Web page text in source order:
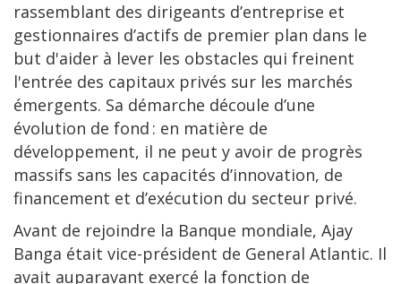
rassemblant des dirigeants d’entreprise et
gestionnaires d’actifs de premier plan dans le
but d'aider à lever les obstacles qui freinent
l'entrée des capitaux privés sur les marchés
émergents. Sa démarche découle d’une
évolution de fond : en matière de
développement, il ne peut y avoir de progrès
massifs sans les capacités d’innovation, de
financement et d’exécution du secteur privé.
Avant de rejoindre la Banque mondiale, Ajay
Banga était vice-président de General Atlantic. Il
avait auparavant exercé la fonction de